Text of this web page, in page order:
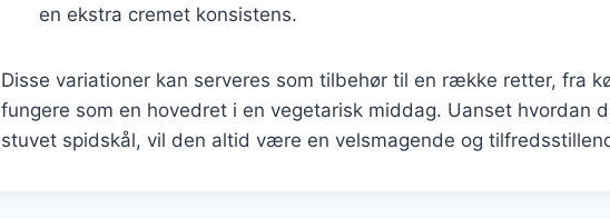
en ekstra cremet konsistens.
Disse variationer kan serveres som tilbehør til en række retter, fra
fungere som en hovedret i en vegetarisk middag. Uanset hvordan
stuvet spidskål, vil den altid være en velsmagende og